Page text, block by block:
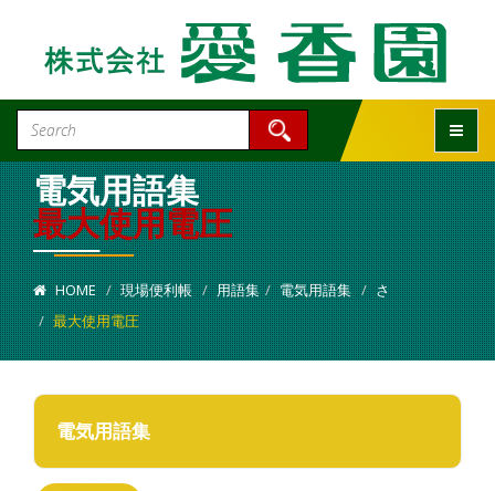
電気用語集
最大使用電圧
HOME 現場便利帳 用語集 電気用語集
さ
最大使用電圧
電気用語集